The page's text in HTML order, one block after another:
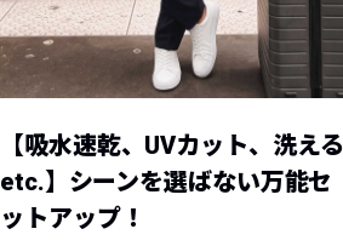
【吸水速乾、UVカット、洗える
etc.】シーンを選ばない万能セ
ットアップ！